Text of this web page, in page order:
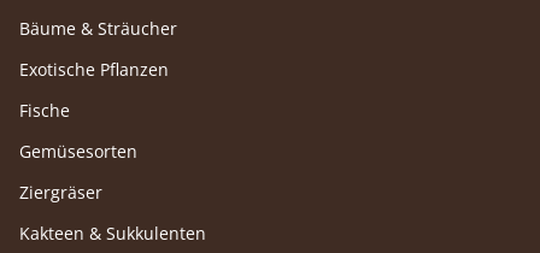
Bäume & Sträucher
Exotische Pflanzen
Fische
Gemüsesorten
Ziergräser
Kakteen & Sukkulenten